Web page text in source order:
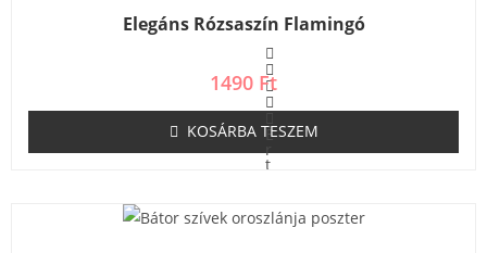
s
:
/
5
Elegáns Rózsaszín Flamingó
É
r
t
e
l
1490 Ft
KOSÁRBA TESZEM